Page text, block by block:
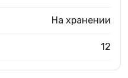
На хранении
12